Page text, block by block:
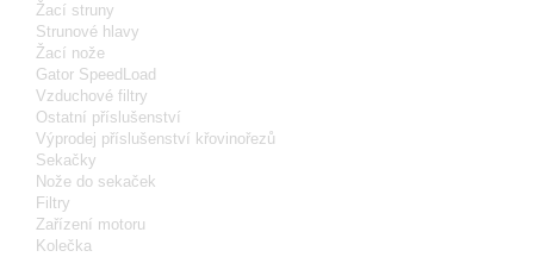
Žací struny
Strunové hlavy
Žací nože
Gator SpeedLoad
Vzduchové filtry
Ostatní příslušenství
Výprodej příslušenství křovinořezů
Sekačky
Nože do sekaček
Filtry
Zařízení motoru
Kolečka